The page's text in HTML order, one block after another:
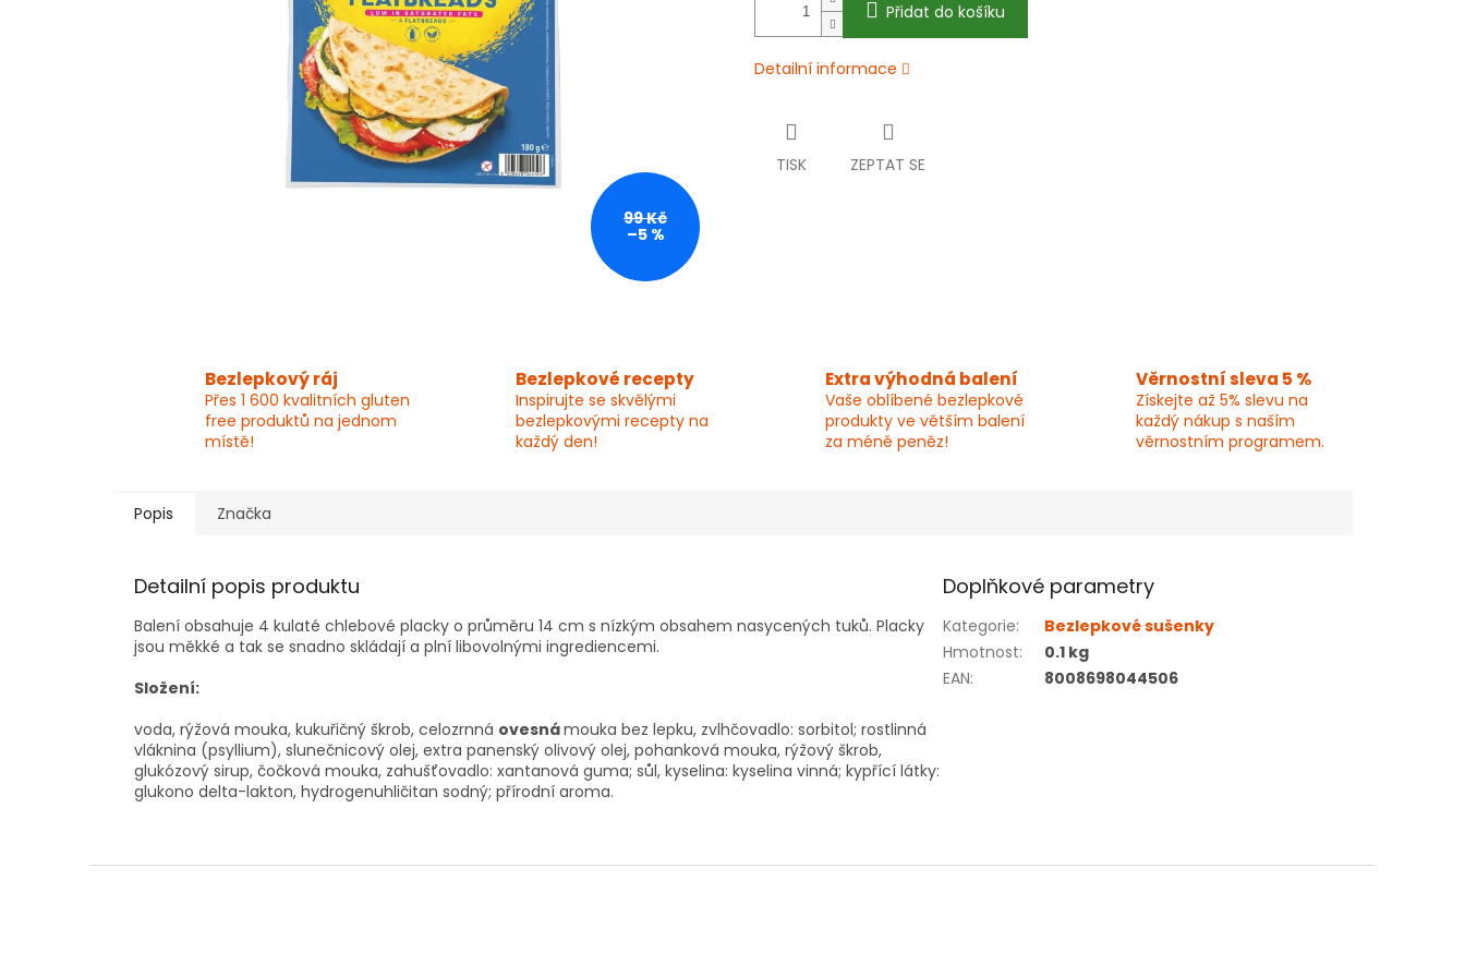
99 Kč
–5 %
Přidat do košíku
Detailní informace
TISK ZEPTAT SE
Bezlepkový ráj
Přes 1 600 kvalitních gluten
free produktů na jednom
místě!
Bezlepkové recepty
Inspirujte se skvělými
bezlepkovými recepty na
každý den!
Extra výhodná balení
Vaše oblíbené bezlepkové
produkty ve větším balení
za méně peněz!
Věrnostní sleva 5 %
Získejte až 5% slevu na
každý nákup s naším
věrnostním programem.
Popis Značka
Detailní popis produktu
Balení obsahuje 4 kulaté chlebové placky o průměru 14 cm s nízkým obsahem nasycených tuků. Placky
jsou měkké a tak se snadno skládají a plní libovolnými ingrediencemi.
Složení:
voda, rýžová mouka, kukuřičný škrob, celozrnná ovesnámouka bez lepku, zvlhčovadlo: sorbitol; rostlinná
vláknina (psyllium), slunečnicový olej, extra panenský olivový olej, pohanková mouka, rýžový škrob,
glukózový sirup, čočková mouka, zahušťovadlo: xantanová guma; sůl, kyselina: kyselina vinná; kypřící látky:
glukono delta-lakton, hydrogenuhličitan sodný; přírodní aroma.
Doplňkové parametry
Kategorie:
Bezlepkové sušenky
Hmotnost:
0.1 kg
EAN: 8008698044506